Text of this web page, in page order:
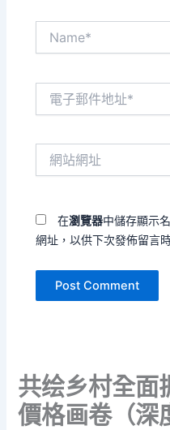
在瀏覽器中儲存顯示
網址，以供下次發佈留言
共绘乡村全面
價格画卷（深